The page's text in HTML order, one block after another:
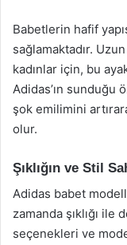
Babetlerin hafif
sağlamaktadır.
kadınlar için, bu
Adidas’ın sunduğu
şok emilimini
olur.
Şıklığın ve Stil
Adidas babet
zamanda şıklığı
seçenekleri ve